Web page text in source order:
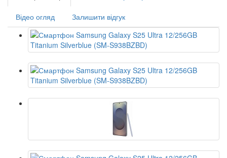
Відео огляд Залишити відгук